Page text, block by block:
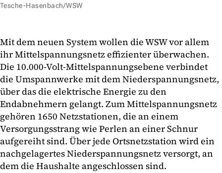
Tesche-Hasenbach/WSW
Mit dem neuen System wollen die WSW vor allem
ihr Mittelspannungsnetz effizienter überwachen.
Die 10.000-Volt-Mittelspannungsebene verbindet
die Umspannwerke mit dem Niederspannungsnetz,
über das die elektrische Energie zu den
Endabnehmern gelangt. Zum Mittelspannungsnetz
gehören 1650 Netzstationen, die an einem
Versorgungsstrang wie Perlen an einer Schnur
aufgereiht sind. Über jede Ortsnetzstation wird ein
nachgelagertes Niederspannungsnetz versorgt, an
dem die Haushalte angeschlossen sind.